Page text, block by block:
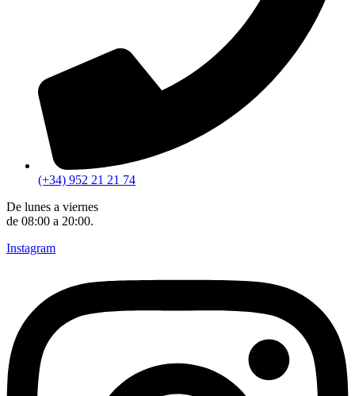
(+34) 952 21 21 74
De lunes a viernes
de 08:00 a 20:00.
Instagram